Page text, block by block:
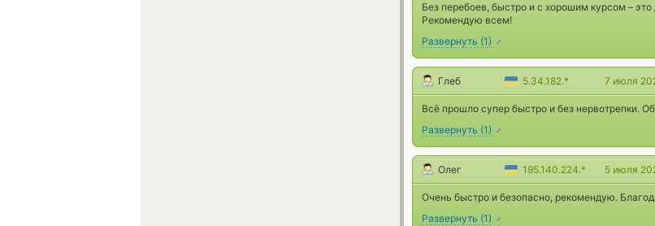
Без перебоев, быстро и с хорошим курсом –
Рекомендую всем!
Развернуть (1)
Глеб 5.34.182.* 7 июля
Всё прошло супер быстро и без нервотрепки.
Развернуть (1)
Олег 195.140.224.* 5 июля
Очень быстро и безопасно, рекомендую.
Развернуть (1)